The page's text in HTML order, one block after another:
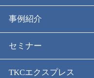
事例紹介
セミナー
TKCエクスプレス